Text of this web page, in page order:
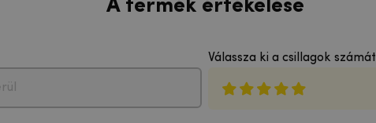
A termék értékelése
Válassza ki a csillagok számát